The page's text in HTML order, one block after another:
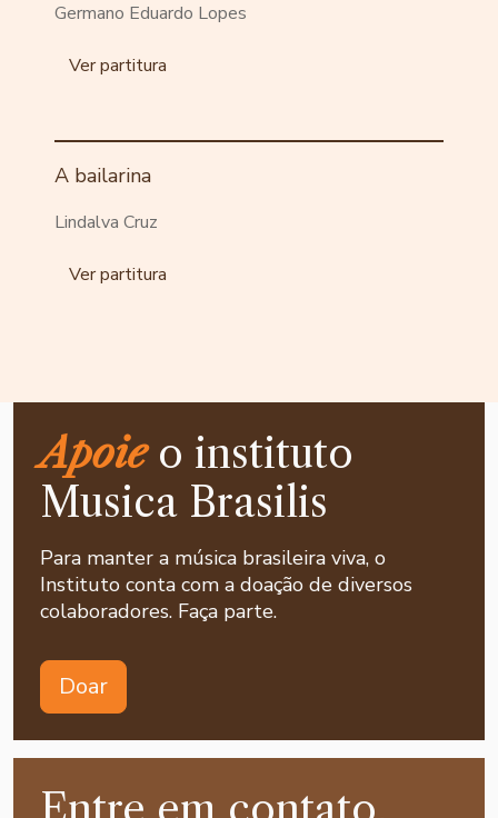
Germano Eduardo Lopes
Ver partitura
A bailarina
Lindalva Cruz
Ver partitura
Apoieo instituto
Musica Brasilis
Para manter a música brasileira viva, o
Instituto conta com a doação de diversos
colaboradores. Faça parte.
Doar